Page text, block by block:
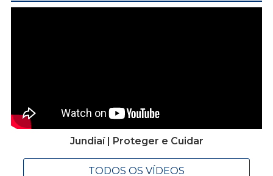
Jundiaí | Proteger e Cuidar
TODOS OS VÍDEOS